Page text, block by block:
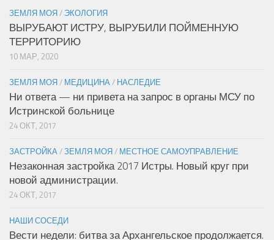
ЗЕМЛЯ МОЯ/ ЭКОЛОГИЯ
ВЫРУБАЮТ ИСТРУ, ВЫРУБИЛИ ПОЙМЕННУЮ
ТЕРРИТОРИЮ
10 МАР, 2020
ЗЕМЛЯ МОЯ/ МЕДИЦИНА/ НАСЛЕДИЕ
Ни ответа — ни привета на запрос в органы МСУ по
Истринской больнице
24 ОКТ, 2017
ЗАСТРОЙКА/ЗЕМЛЯ МОЯ/ МЕСТНОЕ САМОУПРАВЛЕНИЕ
Незаконная застройка 2017 Истры. Новый круг при
новой администрации.
24 ОКТ, 2017
НАШИ СОСЕДИ
Вести недели: битва за Архангельское продолжается.